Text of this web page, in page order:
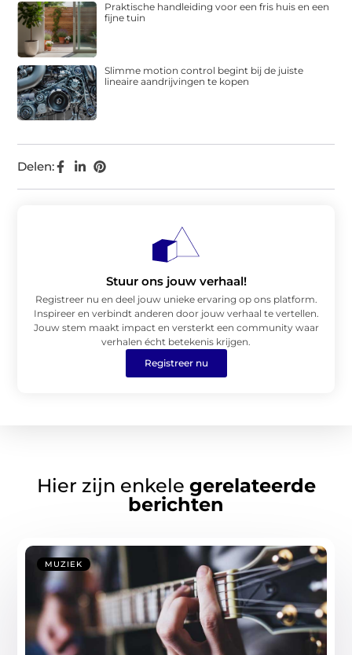
Delen:
Praktische handleiding voor een fris huis en een
fijne tuin
Slimme motion control begint bij de juiste
lineaire aandrijvingen te kopen
Stuur ons jouw verhaal!
Registreer nu en deel jouw unieke ervaring op ons platform.
Inspireer en verbindt anderen door jouw verhaal te vertellen.
Jouw stem maakt impact en versterkt een community waar
verhalen écht betekenis krijgen.
Registreer nu
Hier zijn enkele gerelateerde
berichten
MUZIEK